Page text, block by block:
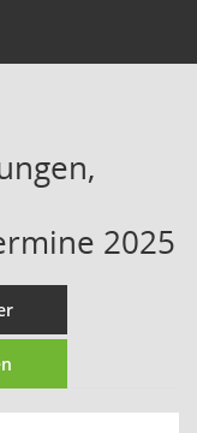
2025